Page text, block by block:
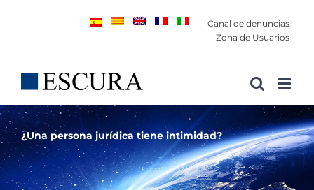
Canal de denuncias
Zona de Usuarios
¿Una persona jurídica tiene intimidad?